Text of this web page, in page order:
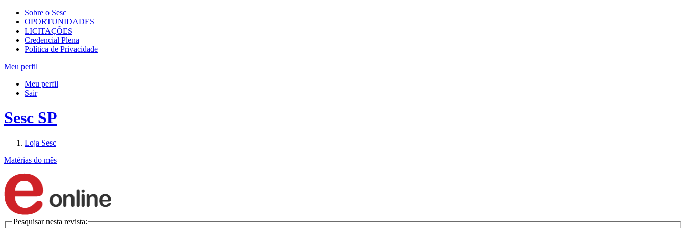
Sobre o Sesc
OPORTUNIDADES
LICITAÇÕES
Credencial Plena
Política de Privacidade
Meu perfil
Meu perfil
Sair
Sesc SP
Loja Sesc
Matérias do mês
Pesquisar nesta revista: